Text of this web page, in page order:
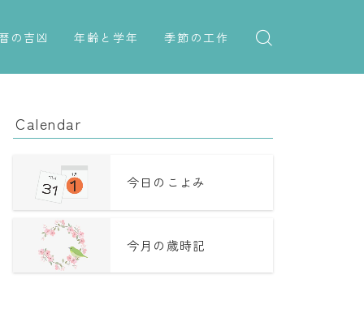
の吉凶
日・縁起の良い日
二十八宿
二十七宿
誕生シンボル
年齢と学年
年齢・干支
厄年
長寿のお祝い
季節の工作
紋切り遊び
Calendar
今日のこよみ
今月の歳時記